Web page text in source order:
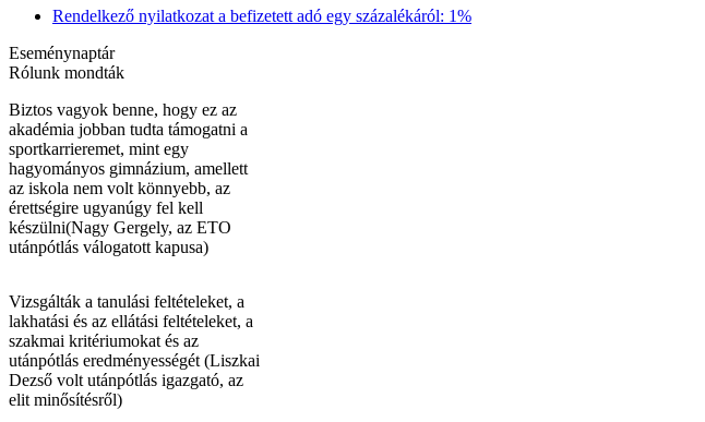
Rendelkező nyilatkozat a befizetett adó egy százalékáról: 1%
Eseménynaptár
Rólunk mondták
Biztos vagyok benne, hogy ez az
akadémia jobban tudta támogatni a
sportkarrieremet, mint egy
hagyományos gimnázium, amellett
az iskola nem volt könnyebb, az
érettségire ugyanúgy fel kell
készülni(Nagy Gergely, az ETO
utánpótlás válogatott kapusa)
Vizsgálták a tanulási feltételeket, a
lakhatási és az ellátási feltételeket, a
szakmai kritériumokat és az
utánpótlás eredményességét (Liszkai
Dezső volt utánpótlás igazgató, az
elit minősítésről)